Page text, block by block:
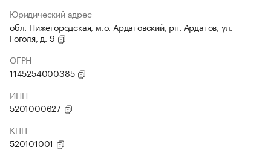
Юридический адрес
обл. Нижегородская, м.о. Ардатовский, рп. Ардатов, ул.
Гоголя, д. 9
ОГРН
1145254000385
ИНН
5201000627
КПП
520101001